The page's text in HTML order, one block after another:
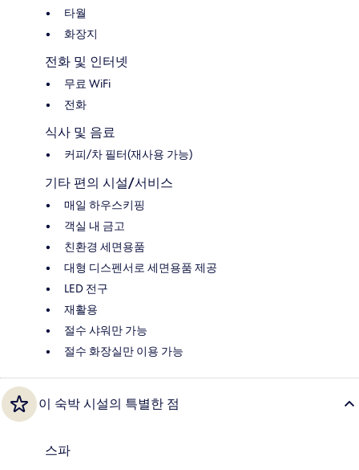
타월
화장지
전화 및 인터넷
무료 WiFi
전화
식사 및 음료
커피/차 필터(재사용 가능)
기타 편의 시설/서비스
매일 하우스키핑
객실 내 금고
친환경 세면용품
대형 디스펜서로 세면용품 제공
LED 전구
재활용
절수 샤워만 가능
절수 화장실만 이용 가능
이 숙박 시설의 특별한 점
스파